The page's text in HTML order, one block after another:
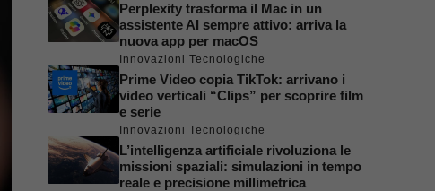
Perplexity trasforma il Mac in un
assistente AI sempre attivo: arriva la
nuova app per macOS
Innovazioni Tecnologiche
Prime Video copia TikTok: arrivano i
video verticali “Clips” per scoprire film
e serie
Innovazioni Tecnologiche
L’intelligenza artificiale rivoluziona le
missioni spaziali: simulazioni in tempo
reale e precisione millimetrica